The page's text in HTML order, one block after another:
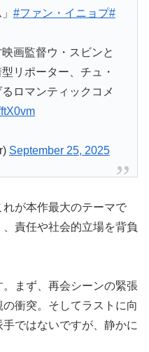
#ファン・イニョプ#
画監督ウ・スビンと
リポーター、チュ・
ロマンティックコメ
September 25, 2025
れが本作最大のテーマで
責任や社会的立場を背負
まず、再会シーンの緊張
衝突。そしてラストに向
ではないですが、静かに